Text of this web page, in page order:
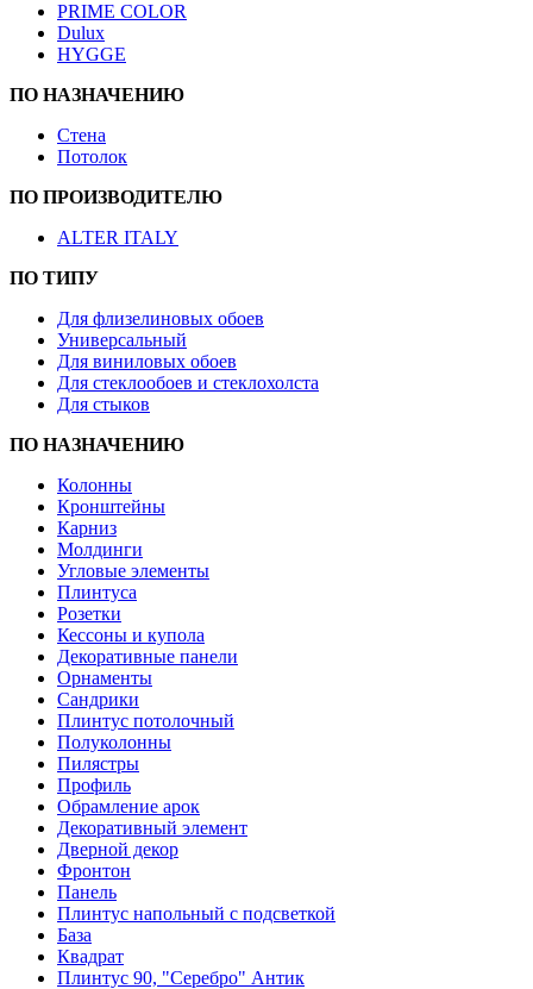
PRIME COLOR
Dulux
HYGGE
ПО НАЗНАЧЕНИЮ
Стена
Потолок
ПО ПРОИЗВОДИТЕЛЮ
ALTER ITALY
ПО ТИПУ
Для флизелиновых обоев
Универсальный
Для виниловых обоев
Для стеклообоев и стеклохолста
Для стыков
ПО НАЗНАЧЕНИЮ
Колонны
Кронштейны
Карниз
Молдинги
Угловые элементы
Плинтуса
Розетки
Кессоны и купола
Декоративные панели
Орнаменты
Сандрики
Плинтус потолочный
Полуколонны
Пилястры
Профиль
Обрамление арок
Декоративный элемент
Дверной декор
Фронтон
Панель
Плинтус напольный с подсветкой
База
Квадрат
Плинтус 90, "Серебро" Антик